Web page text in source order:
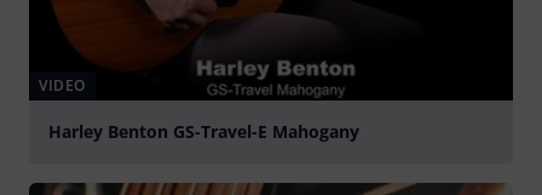
VIDEO
Harley Benton GS-Travel-E Mahogany